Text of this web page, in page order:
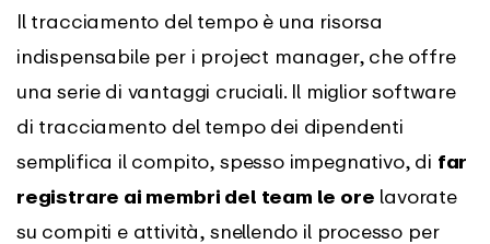
Il tracciamento del tempo è una risorsa
indispensabile per i project manager, che offre
una serie di vantaggi cruciali. Il miglior software
di tracciamento del tempo dei dipendenti
semplifica il compito, spesso impegnativo, di far
registrare ai membri del team le ore lavorate
su compiti e attività, snellendo il processo per